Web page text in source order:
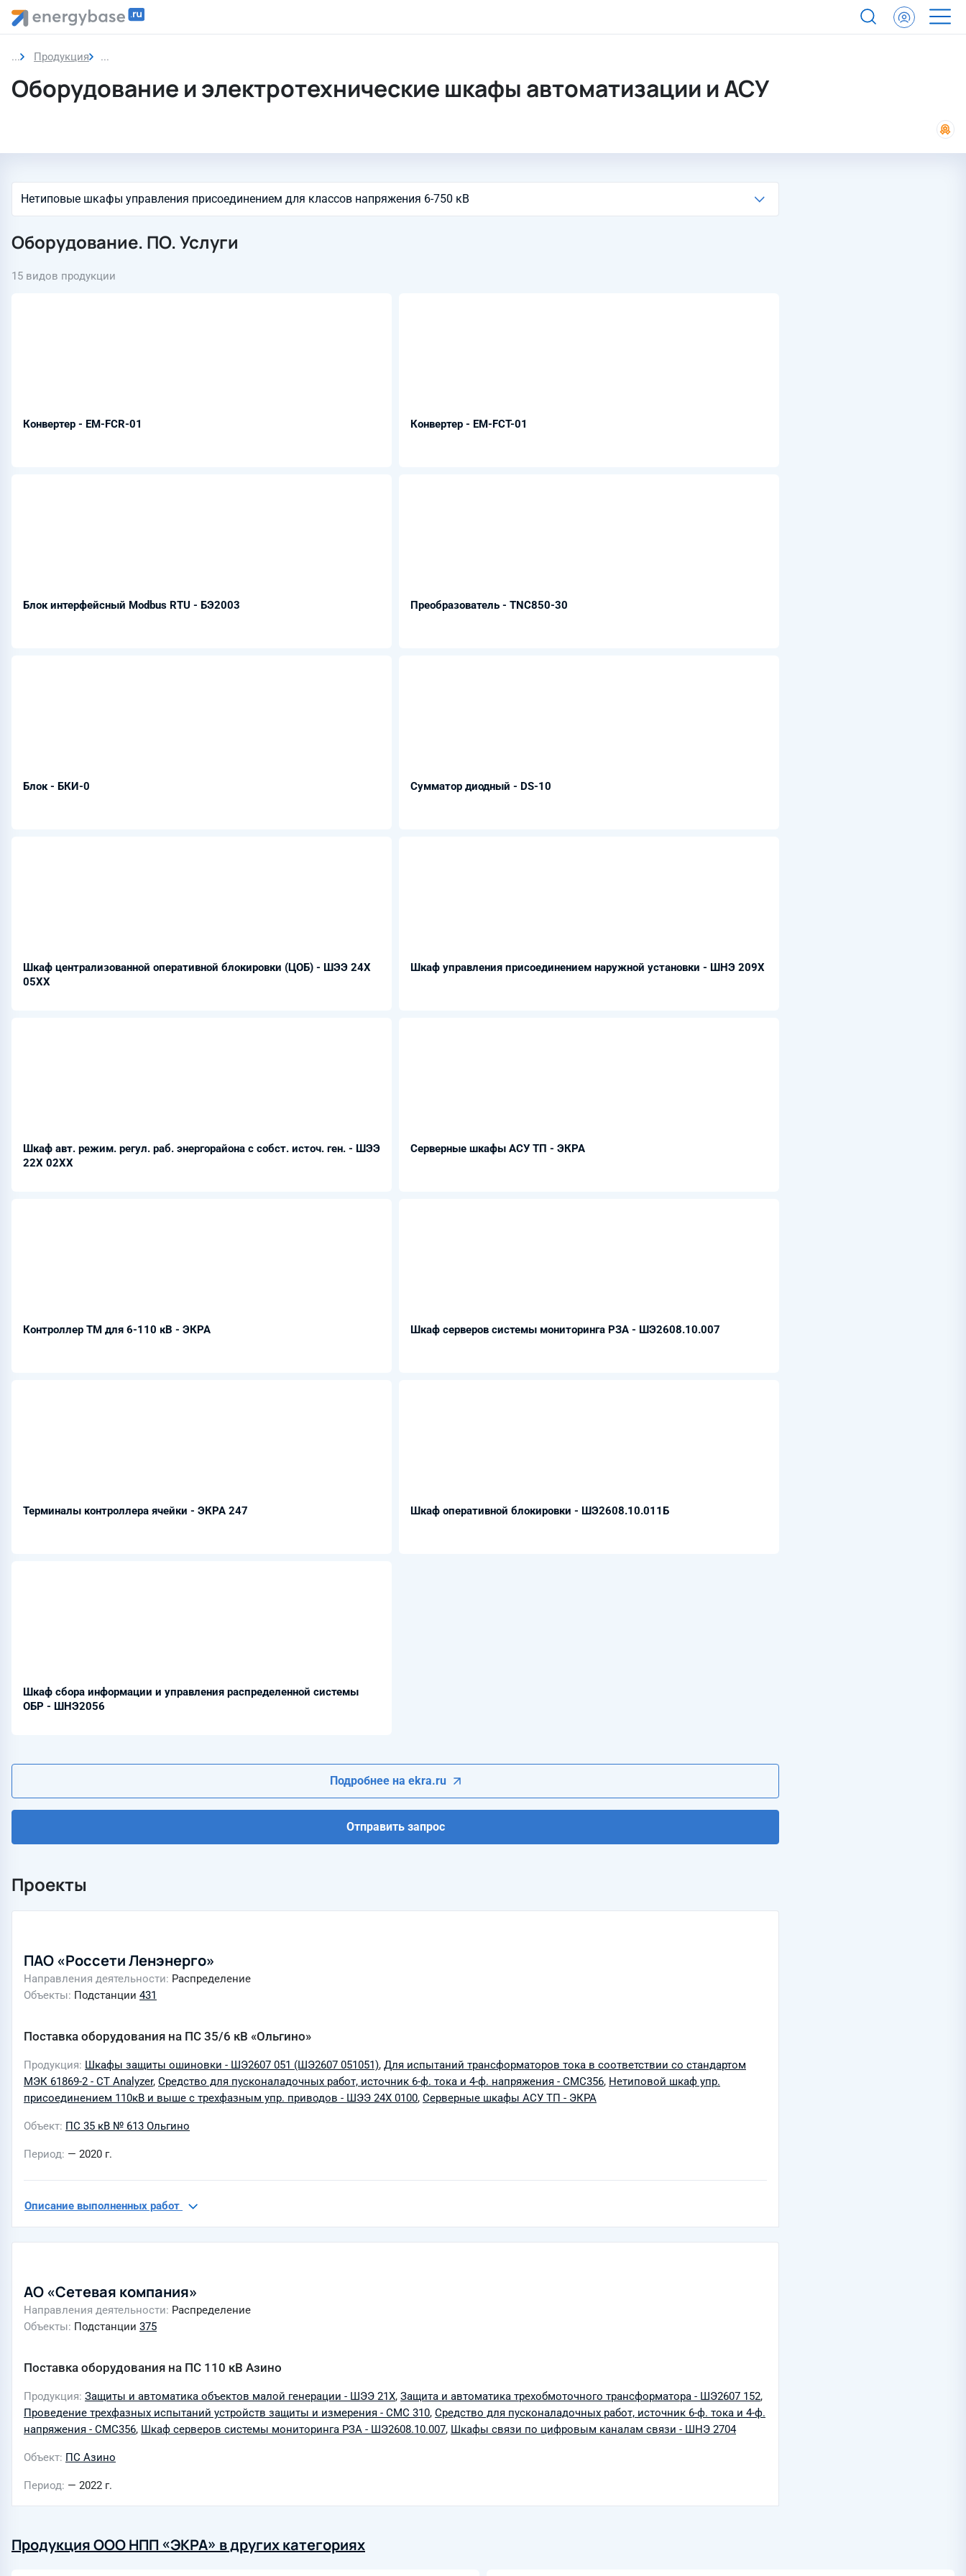
Продукция Оборудование и электротехнические шкафы автоматизации и АСУ
Оборудование и электротехнические шкафы автоматизации и АСУ
Оборудование. ПО. Услуги
15 видов продукции
Конвертер - EM-FCR-01 Конвертер - EM-FCT-01
Блок интерфейсный Modbus RTU - БЭ2003 Преобразователь - TNC850-30
Блок - БКИ-0 Сумматор диодный - DS-10
Шкаф централизованной оперативной блокировки (ЦОБ) - ШЭЭ 24Х
05ХХ
Шкаф управления присоединением наружной установки - ШНЭ 209Х
Шкаф авт. режим. регул. раб. энергорайона с собст. источ. ген. - ШЭЭ
22Х 02ХХ
Серверные шкафы АСУ ТП - ЭКРА
Контроллер ТМ для 6-110 кВ - ЭКРА Шкаф серверов системы мониторинга РЗА - ШЭ2608.10.007
Терминалы контроллера ячейки - ЭКРА 247 Шкаф оперативной блокировки - ШЭ2608.10.011Б
Шкаф сбора информации и управления распределенной системы
ОБР - ШНЭ2056
Подробнее на ekra.ru
Отправить запрос
Проекты
ПАО «Россети Ленэнерго»
Направления деятельности Распределение
Объекты Подстанции 431
Поставка оборудования на ПС 35/6 кВ «Ольгино»
Продукция Шкафы защиты ошиновки - ШЭ2607 051 (ШЭ2607 051051), Для испытаний трансформаторов тока в соответствии со стандартом
МЭК 61869-2 - CT Analyzer, Средство для пусконаладочных работ, источник 6-ф. тока и 4-ф. напряжения - CMC356, Нетиповой шкаф упр.
присоединением 110кВ и выше с трехфазным упр. приводов - ШЭЭ 24Х 0100, Серверные шкафы АСУ ТП - ЭКРА
Объект ПС 35 кВ № 613 Ольгино
Период — 2020 г.
Описание выполненных работ
АО «Сетевая компания»
Направления деятельности Распределение
Объекты Подстанции 375
Поставка оборудования на ПС 110 кВ Азино
Продукция Защиты и автоматика объектов малой генерации - ШЭЭ 21Х, Защита и автоматика трехобмоточного трансформатора - ШЭ2607 152,
Проведение трехфазных испытаний устройств защиты и измерения - СМС 310, Средство для пусконаладочных работ, источник 6-ф. тока и 4-ф.
напряжения - CMC356, Шкаф серверов системы мониторинга РЗА - ШЭ2608.10.007, Шкафы связи по цифровым каналам связи - ШНЭ 2704
Объект ПС Азино
Период — 2022 г.
Продукция ООО НПП «ЭКРА» в других категориях